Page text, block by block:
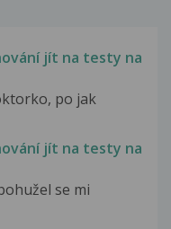
jít na testy na
po jak
jít na testy na
se mi